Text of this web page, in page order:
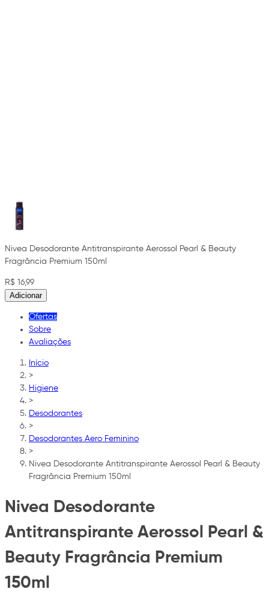
Nivea Desodorante Antitranspirante Aerossol Pearl & Beauty
Fragrância Premium 150ml
R$ 16,99
Adicionar
Ofertas
Sobre
Avaliações
Início
>
Higiene
>
Desodorantes
>
Desodorantes Aero Feminino
>
Nivea Desodorante Antitranspirante Aerossol Pearl & Beauty
Fragrância Premium 150ml
Nivea Desodorante
Antitranspirante Aerossol Pearl &
Beauty Fragrância Premium
150ml